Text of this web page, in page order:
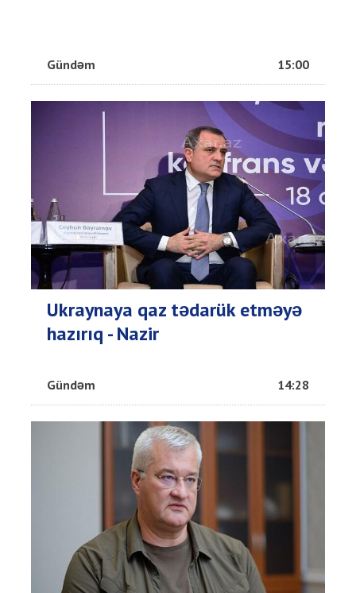
Gündəm 15:00
Ukraynaya qaz tədarük etməyə
hazırıq - Nazir
Gündəm 14:28